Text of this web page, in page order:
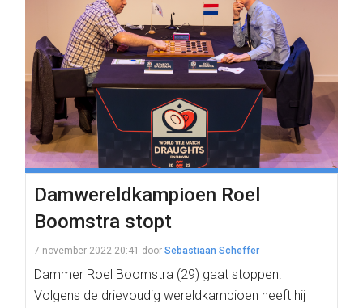
Damwereldkampioen Roel
Boomstra stopt
7 november 2022 20:41 door Sebastiaan Scheffer
Dammer Roel Boomstra (29) gaat stoppen.
Volgens de drievoudig wereldkampioen heeft hij